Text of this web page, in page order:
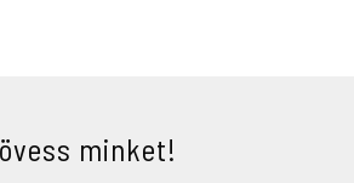
minket!